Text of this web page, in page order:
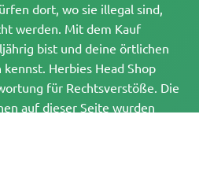
dort, wo sie illegal sind,
werden. Mit dem Kauf
bist und deine örtlichen
Herbies Head Shop
für Rechtsverstöße. Die
auf dieser Seite wurden